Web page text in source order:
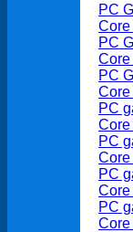
PC
Core
PC
Core
PC
Core
PC
Core
PC
Core
PC
Core
PC
Core